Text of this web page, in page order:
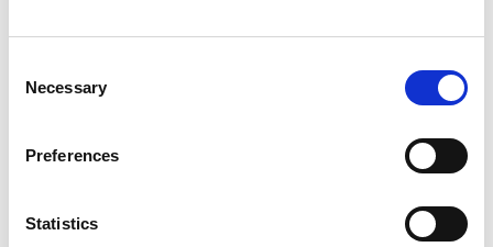
Selection
Necessary
Preferences
Statistics